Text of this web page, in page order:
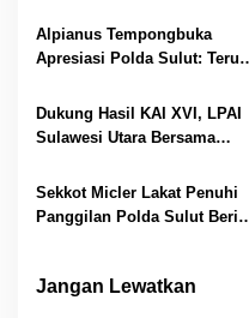
p
o
s
Keluarga
Alpianus Tempongbuka
Apresiasi Polda Sulut: Terus
Dukung Hasil KAI XVI, LPAI
Sulawesi Utara Bersama
Perlindungan Anak
Sekkot Micler Lakat Penuhi
Panggilan Polda Sulut Beri
Jangan Lewatkan